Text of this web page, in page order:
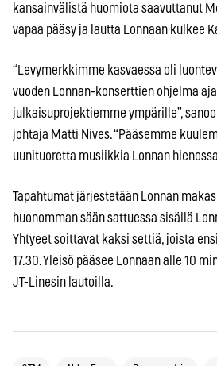
kansainvälistä huomiota saavuttanut
vapaa pääsy ja lautta Lonnaan kulkee
“Levymerkkimme kasvaessa oli
vuoden Lonnan-konserttien ohjelma
julkaisuprojektiemme ympärille”,
johtaja Matti Nives. “Pääsemme
uunituoretta musiikkia Lonnan
Tapahtumat järjestetään Lonnan
huonomman sään sattuessa sisällä
Yhtyeet soittavat kaksi settiä, joista
17.30. Yleisö pääsee Lonnaan alle 10
JT-Linesin lautoilla.